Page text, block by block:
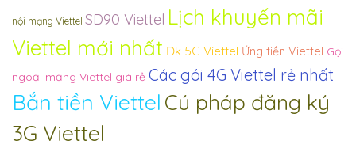
nội mạng Viettel SD90 Viettel Lịch khuyến mãi
Viettel mới nhất Đk 5G Viettel Ứng tiền Viettel Gọi
ngoại mạng Viettel giá rẻ Các gói 4G Viettel rẻ nhất
Bắn tiền Viettel Cú pháp đăng ký
3G Viettel.